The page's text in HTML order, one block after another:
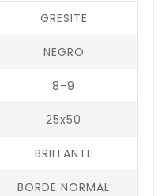
GRESITE
NEGRO
8-9
25x50
BRILLANTE
BORDE NORMAL